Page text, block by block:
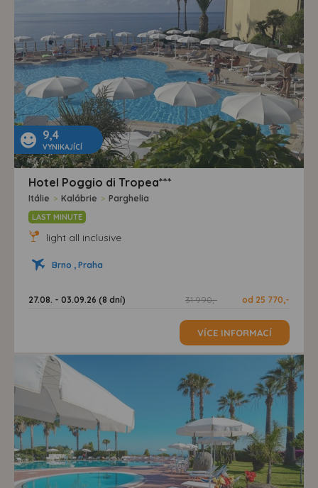
9,4
VYNIKAJÍCÍ
Hotel Poggio di Tropea***
Itálie > Kalábrie > Parghelia
LAST MINUTE
light all inclusive
Brno , Praha
27.08. - 03.09.26 (8 dní) 31 990,- od 25 770,-
VÍCE INFORMACÍ